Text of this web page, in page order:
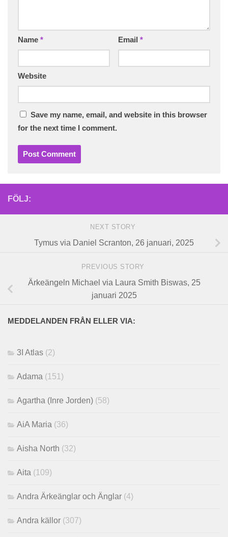
Name * Email *
Website
Save my name, email, and website in this browser
for the next time I comment.
FÖLJ:
NEXT STORY
Tymus via Daniel Scranton, 26 januari, 2025
PREVIOUS STORY
Ärkeängeln Michael via Laura Smith Biswas, 25
januari 2025
MEDDELANDEN FRÅN ELLER VIA:
3I Atlas (2)
Adama (151)
Agartha (Inre Jorden) (58)
AiA Maria (36)
Aisha North (32)
Aita (109)
Andra Ärkeänglar och Änglar (4)
Andra källor (307)